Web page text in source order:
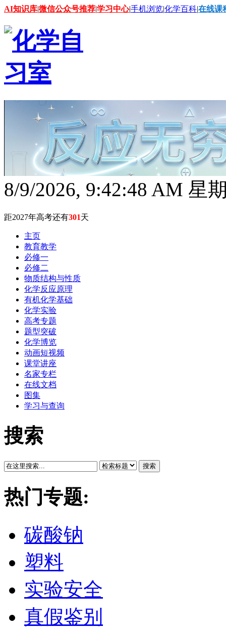
AI知识库|微信公众号推荐|学习中心|手机浏览|化学百科|在线课
8/9/2026, 9:42:49 AM 星
距2027年高考还有301天
主页
教育教学
必修一
必修二
物质结构与性质
化学反应原理
有机化学基础
化学实验
高考专题
题型突破
化学博览
动画短视频
课堂讲座
名家专栏
在线文档
图集
学习与查询
搜索
搜索
热门专题:
碳酸钠
塑料
实验安全
真假鉴别